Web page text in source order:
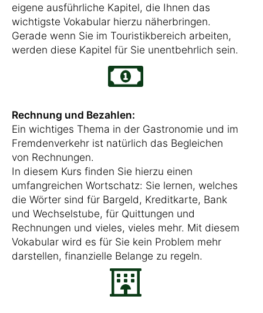
eigene ausführliche Kapitel, die Ihnen das
wichtigste Vokabular hierzu näherbringen.
Gerade wenn Sie im Touristikbereich arbeiten,
werden diese Kapitel für Sie unentbehrlich sein.
Rechnung und Bezahlen:
Ein wichtiges Thema in der Gastronomie und im
Fremdenverkehr ist natürlich das Begleichen
von Rechnungen.
In diesem Kurs finden Sie hierzu einen
umfangreichen Wortschatz: Sie lernen, welches
die Wörter sind für Bargeld, Kreditkarte, Bank
und Wechselstube, für Quittungen und
Rechnungen und vieles, vieles mehr. Mit diesem
Vokabular wird es für Sie kein Problem mehr
darstellen, finanzielle Belange zu regeln.